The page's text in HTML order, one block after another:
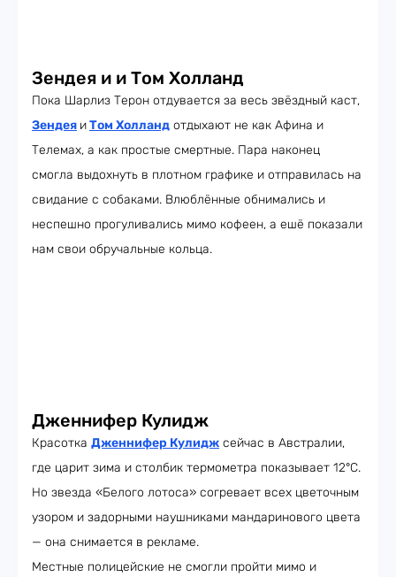
Зендея и и Том Холланд
Пока Шарлиз Терон отдувается за весь звёздный каст,
Зендея иТом Холланд отдыхают не как Афина и
Телемах, а как простые смертные. Пара наконец
смогла выдохнуть в плотном графике и отправилась на
свидание с собаками. Влюблённые обнимались и
неспешно прогуливались мимо кофеен, а ешё показали
нам свои обручальные кольца.
Дженнифер Кулидж
Красотка Дженнифер Кулидж сейчас в Австралии,
где царит зима и столбик термометра показывает 12°C.
Но звезда «Белого лотоса» согревает всех цветочным
узором и задорными наушниками мандаринового цвета
— она снимается в рекламе.
Местные полицейские не смогли пройти мимо и